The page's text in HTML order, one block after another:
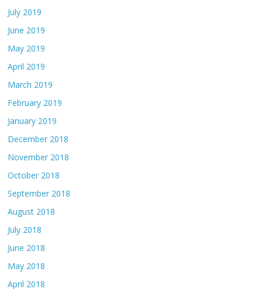
July 2019
June 2019
May 2019
April 2019
March 2019
February 2019
January 2019
December 2018
November 2018
October 2018
September 2018
August 2018
July 2018
June 2018
May 2018
April 2018